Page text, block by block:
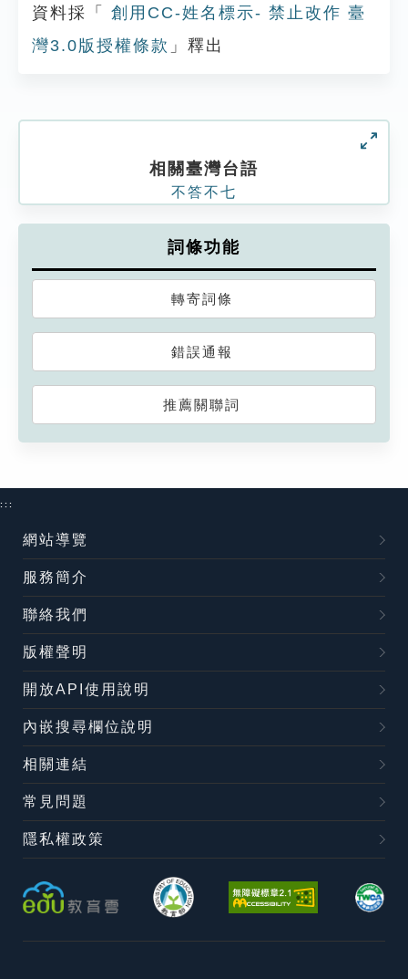
資料採「
創用CC-姓名標示- 禁止改作 臺
灣3.0版授權條款 」釋出
相關臺灣台語
不答不七
詞條功能
轉寄詞條
錯誤通報
推薦關聯詞
:::
網站導覽
服務簡介
聯絡我們
版權聲明
開放API使用說明
內嵌搜尋欄位說明
相關連結
常見問題
隱私權政策